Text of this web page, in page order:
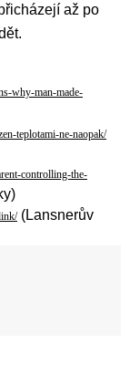
až po
why-man-made-
teplotami-ne-naopak/
controlling-the-
(Lansnerův